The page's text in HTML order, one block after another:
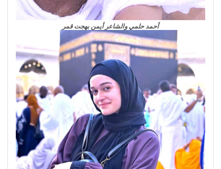
أحمد حلمي والشاعر أيمن بهجت قمر